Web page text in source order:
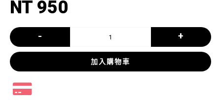
NT 950
- +
加入購物車